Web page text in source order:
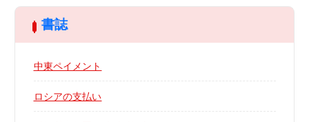
書誌
中東ペイメント
ロシアの支払い